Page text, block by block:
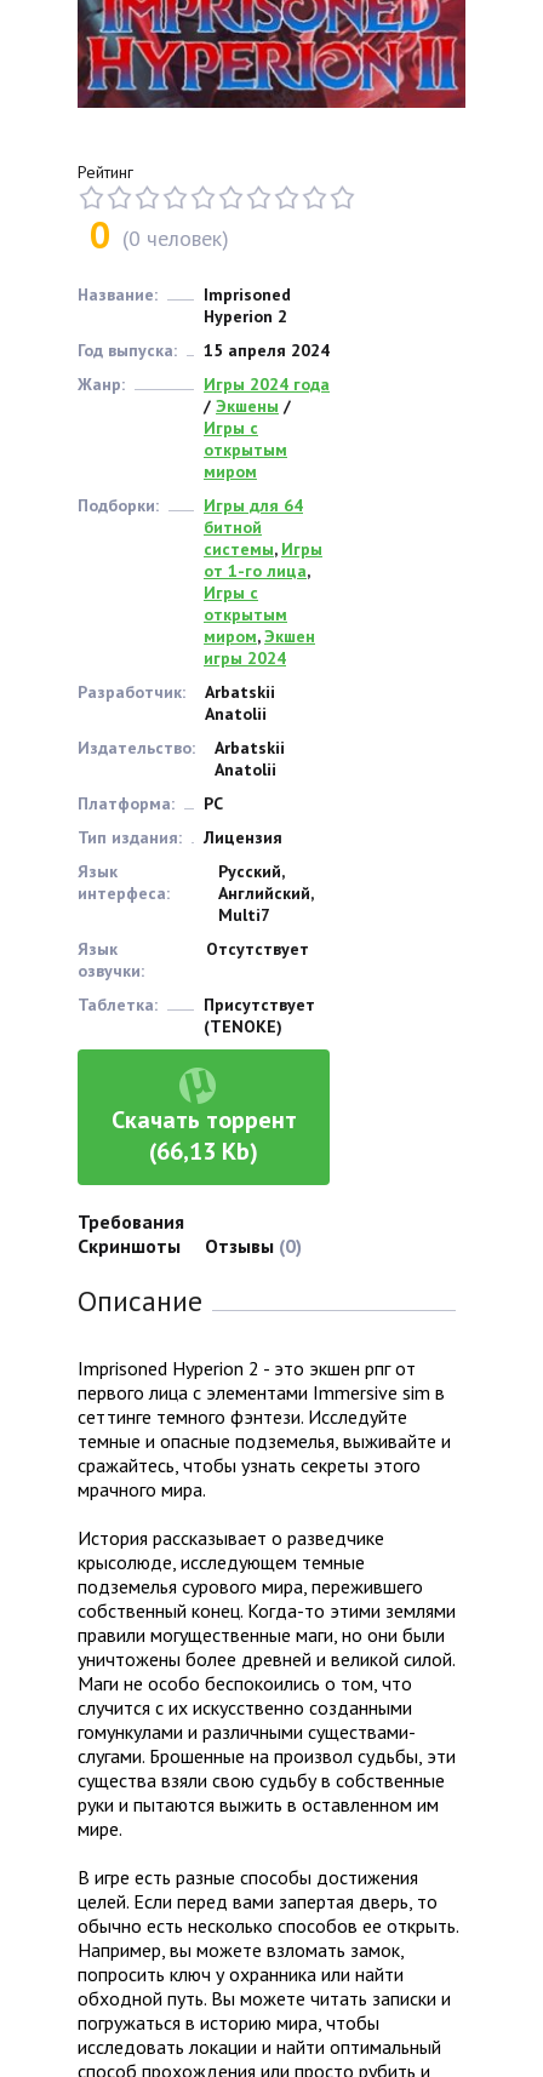
Рейтинг
0 (0 человек)
Название:
Imprisoned
Hyperion 2
Год выпуска:
15 апреля 2024
Жанр:
Игры 2024 года
/ Экшены /
Игры с
открытым
миром
Подборки:
Игры для 64
битной
системы, Игры
от 1-го лица,
Игры с
открытым
миром,Экшен
игры 2024
Разработчик:
Arbatskii
Anatolii
Издательство:
Arbatskii
Anatolii
Платформа:
PC
Тип издания:
Лицензия
Язык
интерфеса:
Русский,
Английский,
Multi7
Язык
озвучки:
Отсутствует
Таблетка:
Присутствует
(TENOKE)
Скачать торрент
(66,13 Kb)
Требования
Скриншоты
Отзывы (0)
Описание
Imprisoned Hyperion 2 - это экшен рпг от
первого лица с элементами Immersive sim в
сеттинге темного фэнтези. Исследуйте
темные и опасные подземелья, выживайте и
сражайтесь, чтобы узнать секреты этого
мрачного мира.
История рассказывает о разведчике
крысолюде, исследующем темные
подземелья сурового мира, пережившего
собственный конец. Когда-то этими землями
правили могущественные маги, но они были
уничтожены более древней и великой силой.
Маги не особо беспокоились о том, что
случится с их искусственно созданными
гомункулами и различными существами-
слугами. Брошенные на произвол судьбы, эти
существа взяли свою судьбу в собственные
руки и пытаются выжить в оставленном им
мире.
В игре есть разные способы достижения
целей. Если перед вами запертая дверь, то
обычно есть несколько способов ее открыть.
Например, вы можете взломать замок,
попросить ключ у охранника или найти
обходной путь. Вы можете читать записки и
погружаться в историю мира, чтобы
исследовать локации и найти оптимальный
способ прохождения или просто рубить и